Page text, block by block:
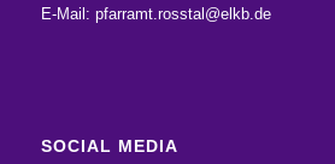
E-Mail: pfarramt.rosstal@elkb.de
SOCIAL MEDIA